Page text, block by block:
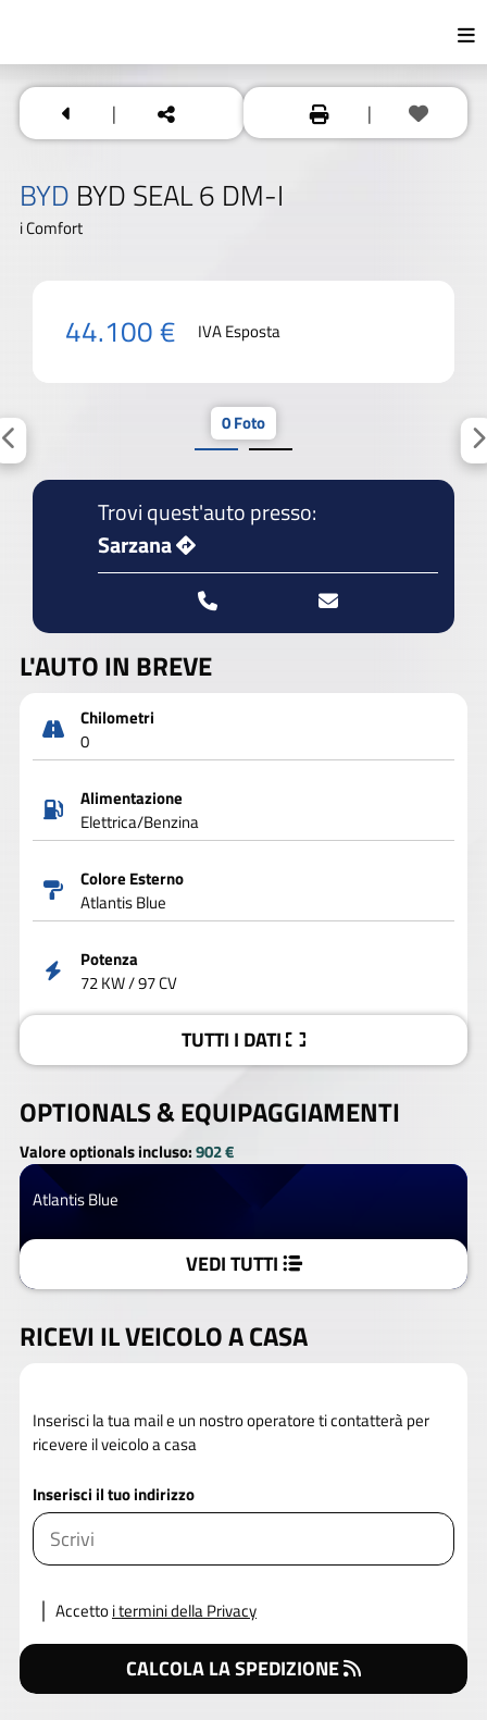
| |
BYD BYD SEAL 6 DM-I
i Comfort
44.100 € IVA Esposta
0 Foto
Trovi quest'auto presso:
Sarzana
L'AUTO IN BREVE
Chilometri
0
Alimentazione
Elettrica/Benzina
Colore Esterno
Atlantis Blue
Potenza
72 KW / 97 CV
TUTTI I DATI
OPTIONALS &EQUIPAGGIAMENTI
Valore optionals incluso:902 €
Atlantis Blue
VEDI TUTTI
RICEVI IL VEICOLO A CASA
Inserisci la tua mail e un nostro operatore ti contatterà per
ricevere il veicolo a casa
Inserisci il tuo indirizzo
Accettoi termini della Privacy
CALCOLA LA SPEDIZIONE